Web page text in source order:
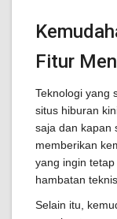
Fitur
Teknologi yang
situs hiburan
saja dan kapan
memberikan
yang ingin
hambatan teknis.
Selain itu,